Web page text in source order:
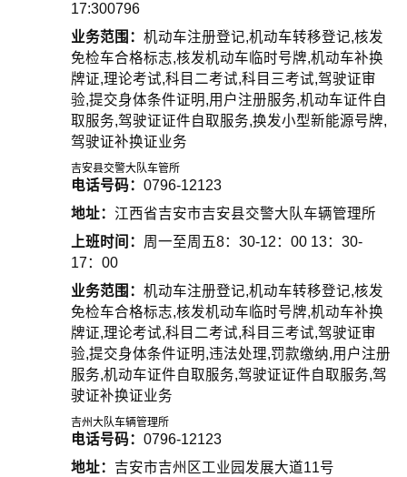
17:300796
业务范围： 机动车注册登记,机动车转移登记,核发
免检车合格标志,核发机动车临时号牌,机动车补换
牌证,理论考试,科目二考试,科目三考试,驾驶证审
验,提交身体条件证明,用户注册服务,机动车证件自
取服务,驾驶证证件自取服务,换发小型新能源号牌,
驾驶证补换证业务
吉安县交警大队车管所
电话号码： 0796-12123
地址： 江西省吉安市吉安县交警大队车辆管理所
上班时间： 周一至周五8：30-12：00 13：30-
17：00
业务范围： 机动车注册登记,机动车转移登记,核发
免检车合格标志,核发机动车临时号牌,机动车补换
牌证,理论考试,科目二考试,科目三考试,驾驶证审
验,提交身体条件证明,违法处理,罚款缴纳,用户注册
服务,机动车证件自取服务,驾驶证证件自取服务,驾
驶证补换证业务
吉州大队车辆管理所
电话号码： 0796-12123
地址： 吉安市吉州区工业园发展大道11号